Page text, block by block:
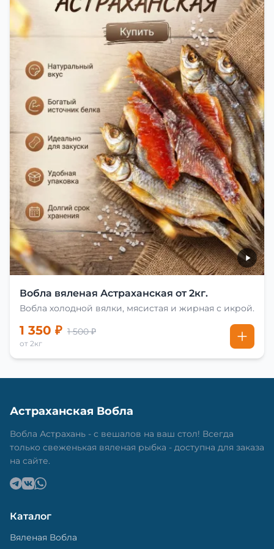
вкусная еда, но и пример того, как можно сочетать
старые рецепты и современные технологии. Её
можно есть с напитками, и это будет очень вкусно.
Вобла вяленая Астраханская от 2кг.
Вобла холодной вялки, мясистая и жирная с икрой.
1 350 ₽ 1 500 ₽
от 2кг
Астраханская Вобла
Вобла Астрахань - с вешалов на ваш стол! Всегда
только свеженькая вяленая рыбка - доступна для заказа
на сайте.
Каталог
Вяленая Вобла